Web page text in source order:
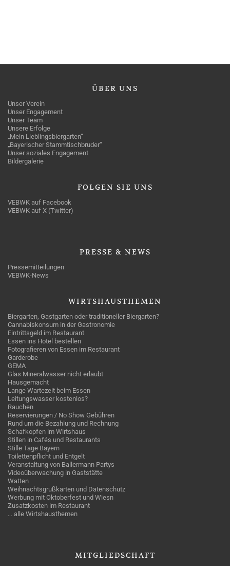
ÜBER UNS
Unser Verein
Unser Engagement
Unser Team
Unsere Erfolge
„Mein Lieblingsbiergarten“
„Bayerischer Stammtischbruder“
Unser soziales Engagement
Bildergalerie
FOLGEN SIE UNS
VEBWK auf Facebook
VEBWK auf X (Twitter)
PRESSE & NEWS
Pressemitteilungen
VEBWK-News
WIRTSHAUSTHEMEN
Biergarten, Gastgarten oder traditioneller Biergarten?
Cannabiskonsum in der Gastronomie
Eintrittsgeld im Restaurant
Essen ins Hotel bestellen
Fotografieren von Essen im Restaurant
Garderobe
GEMA
Glas Mineralwasser nicht erlaubt
Hausgemacht
Lange Wartezeit beim Essen
Leitungswasser kostenlos?
Rauchen
Reservierungen / No Show Gebühren
Rund um die Bezahlung und Rechnung
Schafkopfen im Wirtshaus
Stillen in Cafés und Restaurants
Stille Tage Bayern
Toilettenpflicht und Entgelt
Veranstaltung von Ballermann Partys
Videoüberwachung in Gaststätte
Watten
Weihnachtsgrußkarten und Datenschutz
Werbung mit Oktoberfest und Wiesn
Zusatzkosten im Restaurant
… alle Wirtshausthemen
MITGLIEDSCHAFT